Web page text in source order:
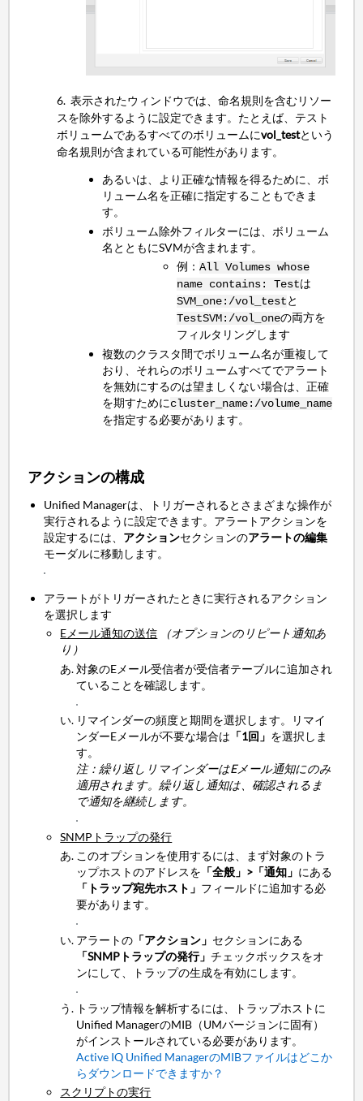
6. 表示されたウィンドウでは、命名規則を含むリソー
スを除外するように設定できます。たとえば、テスト
ボリュームであるすべてのボリュームにvol_testという
命名規則が含まれている可能性があります。
あるいは、より正確な情報を得るために、ボ
リューム名を正確に指定することもできま
す。
ボリューム除外フィルターには、ボリューム
名とともにSVMが含まれます。
例：All Volumes whose
name contains: Testは
SVM_one:/vol_testと
TestSVM:/vol_oneの両方を
フィルタリングします
複数のクラスタ間でボリューム名が重複して
おり、それらのボリュームすべてでアラート
を無効にするのは望ましくない場合は、正確
を期すためにcluster_name:/volume_name
を指定する必要があります。
アクションの構成
Unified Managerは、トリガーされるとさまざまな操作が
実行されるように設定できます。アラートアクションを
設定するには、 アクションセクションのアラートの編集
モーダルに移動します。
アラートがトリガーされたときに実行されるアクション
を選択します
Eメール通知の送信
（オプションのリピート通知あ
り）
対象のEメール受信者が受信者テーブルに追加され
ていることを確認します。
リマインダーの頻度と期間を選択します。リマイ
ンダーEメールが不要な場合は 「1回」 を選択しま
す。
注：繰り返しリマインダーはEメール通知にのみ
適用されます。繰り返し通知は、確認されるま
で通知を継続します。
SNMPトラップの発行
このオプションを使用するには、まず対象のトラ
ップホストのアドレスを 「全般」>「通知」 にある
「トラップ宛先ホスト」 フィールドに追加する必
要があります。
アラートの 「アクション」 セクションにある
「SNMPトラップの発行」チェックボックスをオ
ンにして、トラップの生成を有効にします。
トラップ情報を解析するには、トラップホストに
Unified ManagerのMIB（UMバージョンに固有）
がインストールされている必要があります。
Active IQ Unified ManagerのMIBファイルはどこか
らダウンロードできますか？
スクリプトの実行